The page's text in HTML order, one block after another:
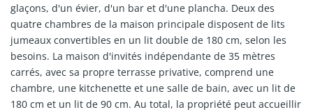
glaçons, d'un évier, d'un bar et d'une plancha. Deux des
quatre chambres de la maison principale disposent de lits
jumeaux convertibles en un lit double de 180 cm, selon les
besoins. La maison d'invités indépendante de 35 mètres
carrés, avec sa propre terrasse privative, comprend une
chambre, une kitchenette et une salle de bain, avec un lit de
180 cm et un lit de 90 cm. Au total, la propriété peut accueillir